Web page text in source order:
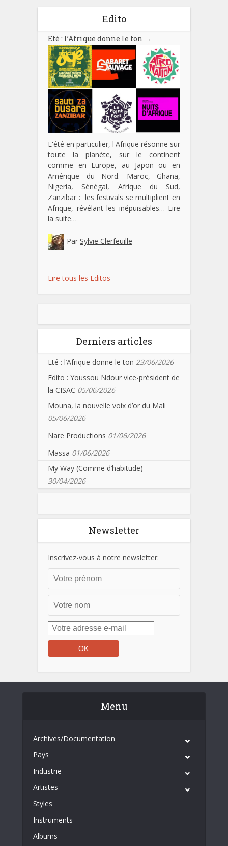
Edito
Eté : l’Afrique donne le ton →
L'été en particulier, l'Afrique résonne sur
toute la planète, sur le continent
comme en Europe, au Japon ou en
Amérique du Nord. Maroc, Ghana,
Nigeria, Sénégal, Afrique du Sud,
Zanzibar : les festivals se multiplient en
Afrique, révélant les inépuisables… Lire
la suite…
Par Sylvie Clerfeuille
Lire tous les Editos
Derniers articles
Eté : l’Afrique donne le ton 23/06/2026
Edito : Youssou Ndour vice-président de
la CISAC 05/06/2026
Mouna, la nouvelle voix d’or du Mali
05/06/2026
Nare Productions 01/06/2026
Massa 01/06/2026
My Way (Comme d’habitude)
30/04/2026
Newsletter
Inscrivez-vous à notre newsletter:
Menu
Archives/Documentation
Pays
Industrie
Artistes
Styles
Instruments
Albums